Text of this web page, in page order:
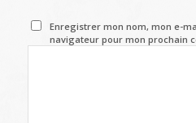
Enregistrer mon nom, mon e-
navigateur pour mon prochain